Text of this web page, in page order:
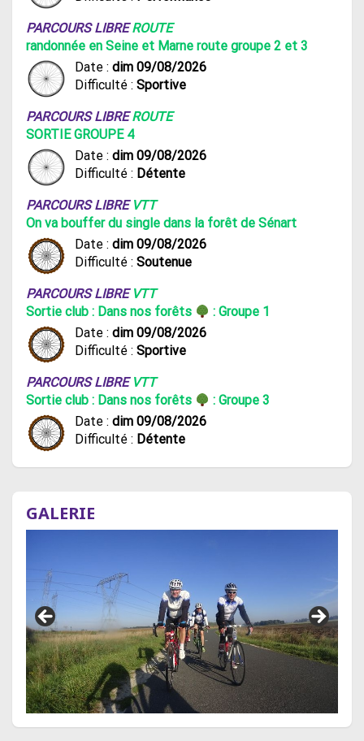
PARCOURS LIBREROUTE
randonnée en Seine et Marne route groupe 2 et 3
Date : dim 09/08/2026
Difficulté : Sportive
PARCOURS LIBREROUTE
SORTIE GROUPE 4
Date : dim 09/08/2026
Difficulté : Détente
PARCOURS LIBRE VTT
On va bouffer du single dans la forêt de Sénart
Date : dim 09/08/2026
Difficulté : Soutenue
PARCOURS LIBRE VTT
Sortie club : Dans nos forêts
: Groupe 1
Date : dim 09/08/2026
Difficulté : Sportive
PARCOURS LIBRE VTT
Sortie club : Dans nos forêts
: Groupe 3
Date : dim 09/08/2026
Difficulté : Détente
GALERIE